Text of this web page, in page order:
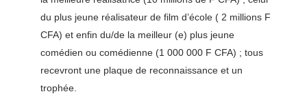
du plus jeune réalisateur de film d’école ( 2 millions F
CFA) et enfin du/de la meilleur (e) plus jeune
comédien ou comédienne (1 000 000 F CFA) ; tous
recevront une plaque de reconnaissance et un
trophée.